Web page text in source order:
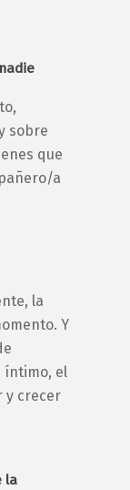
sobre
que
a
la
Y
íntimo, el
y crecer
la